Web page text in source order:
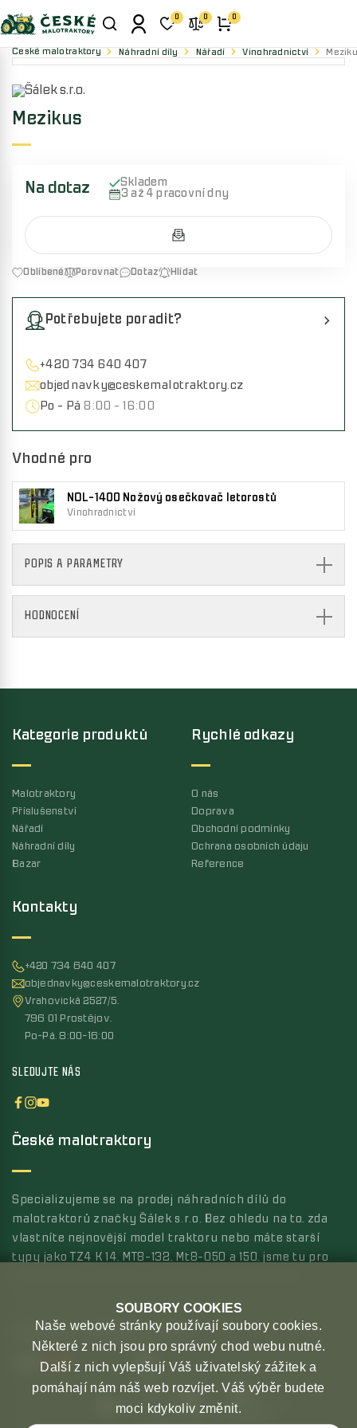
0 0 0
České malotraktory Náhradní díly Nářadí Vinohradnictví
Mezikus
Na dotaz
Skladem
3 až 4 pracovní dny
Oblíbené Porovnat Dotaz Hlídat
Potřebujete poradit?
+420 734 640 407
objednavky@ceskemalotraktory.cz
Po - Pá 8:00 - 16:00
Vhodné pro
NOL-1400 Nožový osečkovač letorostů
Vinohradnictví
POPIS A PARAMETRY
HODNOCENÍ
Kontakty
+420 734 640 407
objednavky@ceskemalotraktory.cz
Vrahovická 2527/5,
796 01 Prostějov,
Po-Pá, 8:00-16:00
SLEDUJTE NÁS
Kategorie produktů
Malotraktory
Příslušenství
Nářadí
Náhradní díly
Bazar
Rychlé odkazy
O nás
Doprava
Obchodní podmínky
Ochrana osobních údaju
Reference
České malotraktory
Specializujeme se na prodej náhradních dílů do
malotraktorů značky Šálek s.r.o. Bez ohledu na to, zda
vlastníte nejnovější model traktoru nebo máte starší
typy jako TZ4 K 14, MT8-132, Mt8-050 a 150, jsme tu pro
MOŽNOSTI PLATBYMOŽNOSTI DOPRAVY
SOUBORY COOKIES
Naše webové stránky používají soubory cookies.
Některé z nich jsou pro správný chod webu nutné.
Další z nich vylepšují Váš uživatelský zážitek a
pomáhají nám náš web rozvíjet. Váš výběr budete
moci kdykoliv změnit.